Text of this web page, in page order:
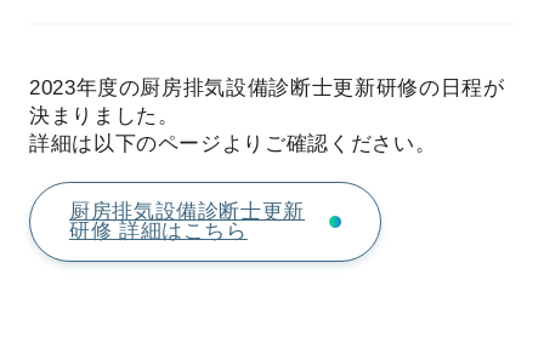
2023年度の厨房排気設備診断士更新研修の日程が
決まりました。
詳細は以下のページよりご確認ください。
厨房排気設備診断士更新
研修 詳細はこちら